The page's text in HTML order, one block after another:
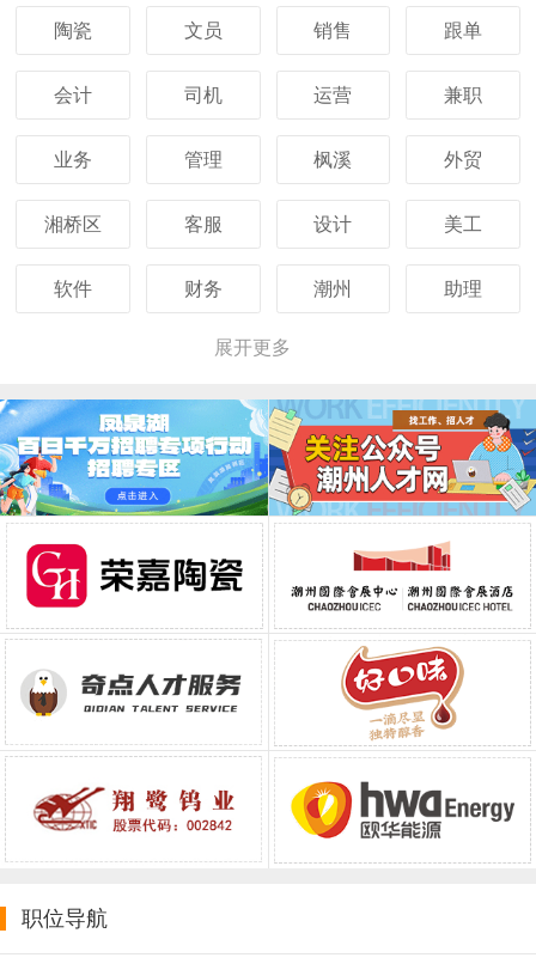
陶瓷 文员 销售 跟单
会计 司机 运营 兼职
业务 管理 枫溪 外贸
湘桥区 客服 设计 美工
软件 财务 潮州 助理
展开更多
职位导航